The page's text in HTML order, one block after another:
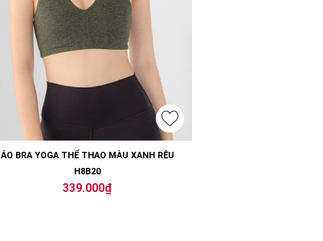
ÁO BRA YOGA THỂ THAO MÀU XANH RÊU
H8B20
339.000₫